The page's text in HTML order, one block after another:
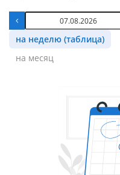
на неделю (таблица)
на месяц